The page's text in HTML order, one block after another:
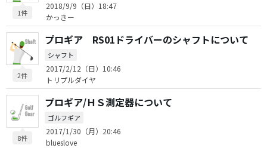
1件
2018/9/9（日）18:47
かっきー
2件
プロギア RS01ドライバーのシャフトについて
シャフト
2017/2/12（日）10:46
トリプルダイヤ
8件
プロギア/ＨＳ測定器について
ゴルフギア
2017/1/30（月）20:46
blueslove